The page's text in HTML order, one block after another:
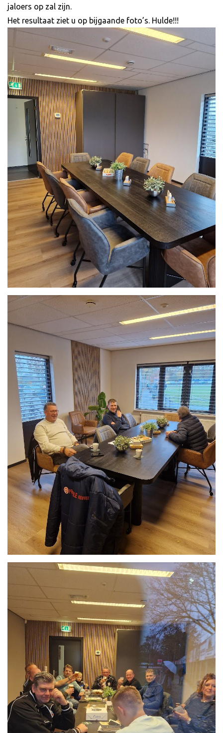
jaloers op zal zijn.
Het resultaat ziet u op bijgaande foto’s. Hulde!!!